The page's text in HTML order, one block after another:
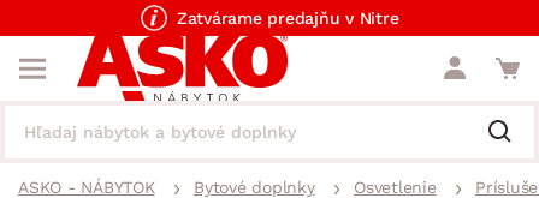
Zatvárame predajňu v Nitre
ASKO - NÁBYTOK Bytové doplnky Osvetlenie